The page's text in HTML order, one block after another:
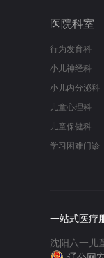
医院科室
行为发育科
小儿神经科
小儿内分泌科
儿童心理科
儿童保健科
学习困难门诊
一站式医疗
沈阳六一儿